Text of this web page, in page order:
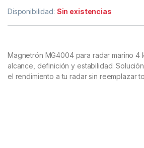
Disponibilidad: Sin existencias
Magnetrón MG4004 para radar marino 4
alcance, definición y estabilidad.
el rendimiento a tu radar sin reemplazar